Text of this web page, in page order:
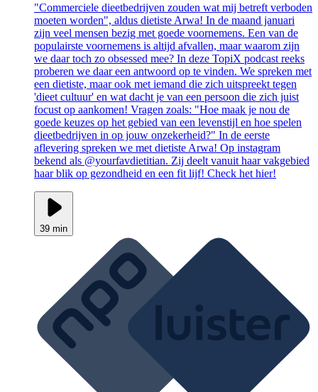
"Commerciele dieetbedrijven zouden wat mij betreft verboden
moeten worden", aldus dietiste Arwa! In de maand januari
zijn veel mensen bezig met goede voornemens. Een van de
populairste voornemens is altijd afvallen, maar waarom zijn
we daar toch zo obsessed mee? In deze TopiX podcast reeks
proberen we daar een antwoord op te vinden. We spreken met
een dietiste, maar ook met iemand die zich uitspreekt tegen
'dieet cultuur' en wat dacht je van een persoon die zich juist
focust op aankomen! Vragen zoals: "Hoe maak je nou de
goede keuzes op het gebied van een levenstijl en hoe spelen
dieetbedrijven in op jouw onzekerheid?" In de eerste
aflevering spreken we met dietiste Arwa! Op instagram
bekend als @yourfavdietitian. Zij deelt vanuit haar vakgebied
haar blik op gezondheid en een fit lijf! Check het hier!
39 min